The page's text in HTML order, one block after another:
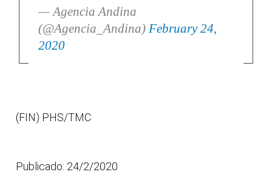
— Agencia Andina
(@Agencia_Andina) February 24,
2020
(FIN) PHS/TMC
Publicado: 24/2/2020